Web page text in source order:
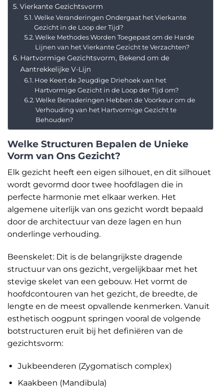
Vierkante Gezichtsvorm
Welke Veranderingen Ondergaat het Vierkante
Gezicht in de Loop der Tijd?
Welke Methodes Worden Toegepast om de Harde
Lijnen van het Vierkante Gezicht te Verzachten?
Hartvormige Gezichtsvorm, Bekend om de
Aantrekkelijke V-Lijn
Hoe Keert de Jeugdige Driehoek van het
Hartvormige Gezicht in de Loop der Tijd om?
Welke Benaderingen Hebben de Voorkeur om de
Verhouding van het Hartvormige Gezicht te
Behouden?
Welke Structuren Bepalen de Unieke
Vorm van Ons Gezicht?
Elk gezicht heeft een eigen silhouet, en dit silhouet
wordt gevormd door twee hoofdlagen die in
perfecte harmonie met elkaar werken. Het
algemene uiterlijk van ons gezicht wordt bepaald
door de architectuur van deze lagen en hun
onderlinge verhouding.
Beenskelet: Dit is de belangrijkste dragende
structuur van ons gezicht, vergelijkbaar met het
stevige skelet van een gebouw. Het vormt de
hoofdcontouren van het gezicht, de breedte, de
lengte en de meest opvallende kenmerken. Vanuit
esthetisch oogpunt springen vooral de volgende
botstructuren eruit bij het definiëren van de
gezichtsvorm:
Jukbeenderen (Zygomatisch complex)
Kaakbeen (Mandibula)